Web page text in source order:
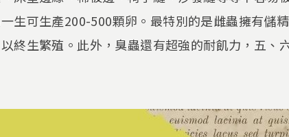
生可生產200-500顆卵。最特別的是雌蟲擁有儲
終生繁殖。此外，臭蟲還有超強的耐飢力，五、